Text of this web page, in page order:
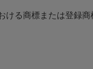
る商標または登録商